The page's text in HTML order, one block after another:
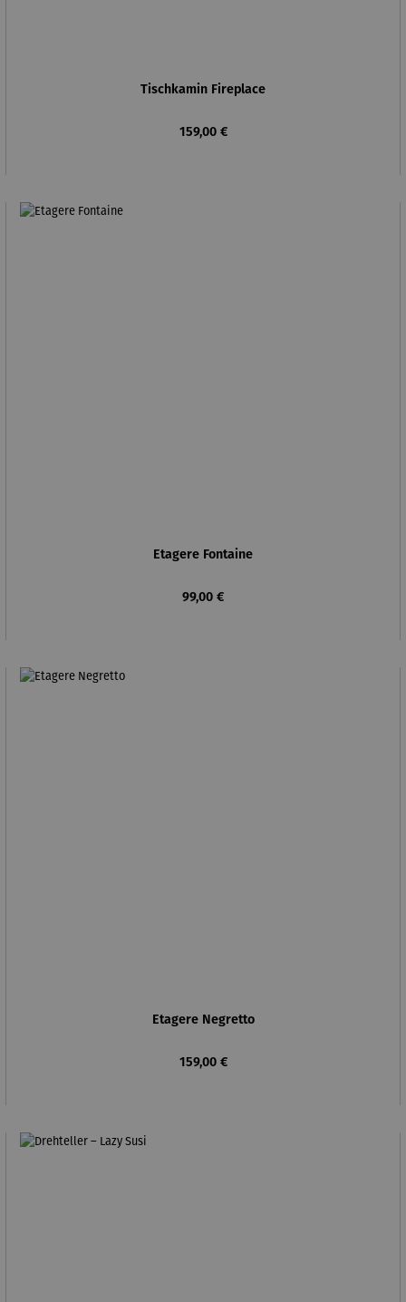
Tischkamin Fireplace
Regulärer Preis:
159,00 €
Etagere Fontaine
Regulärer Preis:
99,00 €
Etagere Negretto
Regulärer Preis:
159,00 €